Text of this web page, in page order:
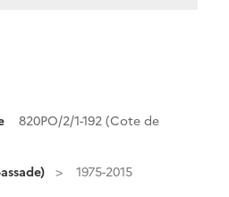
820PO/2/1-192 (Cote de
1975-2015